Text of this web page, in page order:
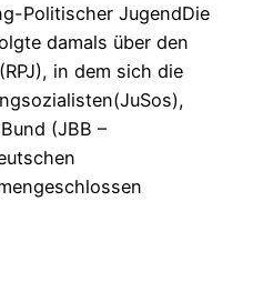
Politischer JugendDie
damals über den
in dem sich die
(JBB –